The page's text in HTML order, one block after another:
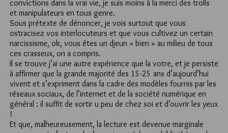
convictions dans la vrai vie, je suis moins à la merci des trolls
et manipulateurs en tous genre.
Sous prétexte de dénoncer, je vois surtout que vous
ostracisez vos interlocuteurs et que vous cultivez un certain
narcissisme, ok, vous êtes un djeun « bien » au milieu de tous
ces crasseux, on a compris.
Il se trouve j’ai une autre expérience que la votre, et je persiste
à affirmer que la grande majorité des 15-25 ans d’aujourd’hui
vivent et s’expriment dans la cadre des modèles fournis par les
réseaux sociaux, de l’internet et de la société numérique en
général : il suffit de sortir u peu de chez soi et d’ouvrir les yeux
!
Et que, malheureusement, la lecture est devenue marginale